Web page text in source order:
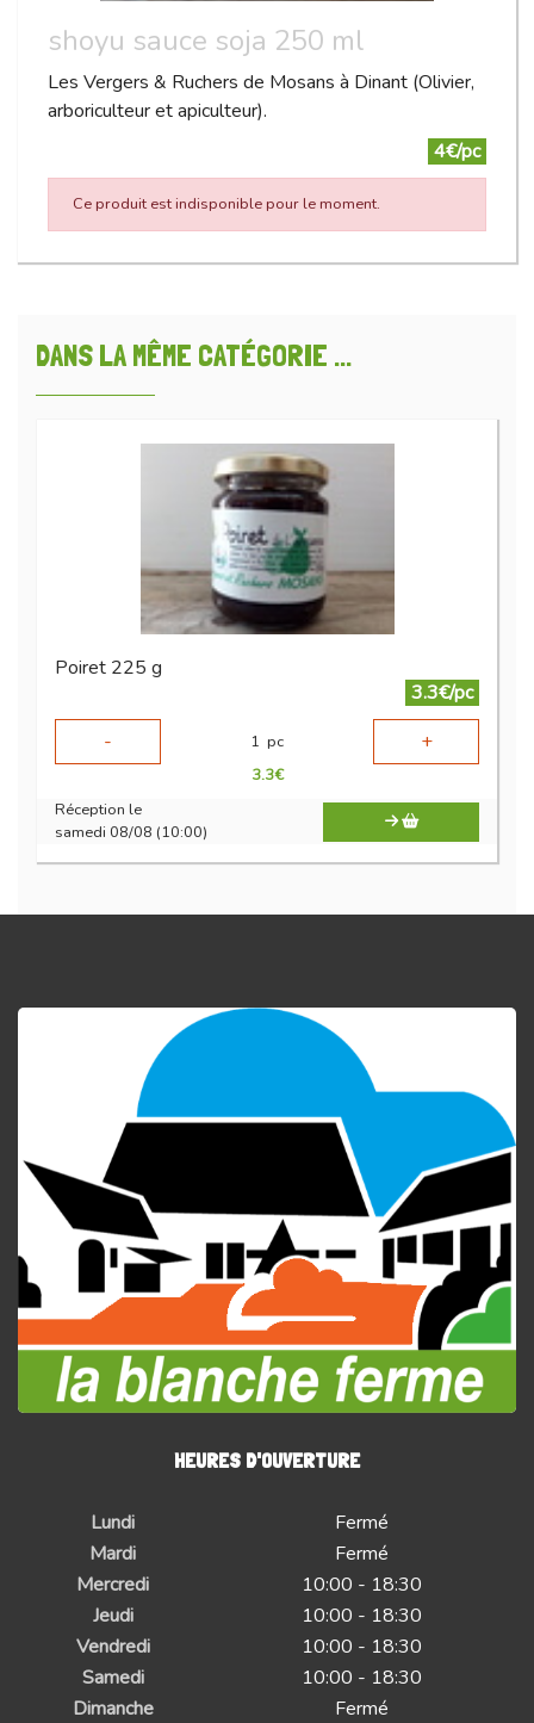
shoyu sauce soja 250 ml
Les Vergers & Ruchers de Mosans à Dinant (Olivier,
arboriculteur et apiculteur).
4€/pc
Ce produit est indisponible pour le moment.
DANS LA MÊME CATÉGORIE ...
Poiret 225 g
3.3€/pc
-
1 pc +
3.3€
Réception le
samedi 08/08 (10:00)
HEURES D'OUVERTURE
Lundi
Fermé
Mardi
Fermé
Mercredi
10:00 - 18:30
Jeudi
10:00 - 18:30
Vendredi
10:00 - 18:30
Samedi
10:00 - 18:30
Dimanche
Fermé